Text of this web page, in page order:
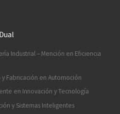
Industrial – Mención en Eficiencia
Fabricación en Automoción
en Innovación y Tecnología
y Sistemas Inteligentes